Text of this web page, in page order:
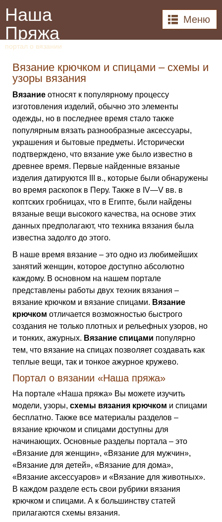
Наша
Пряжа
портал о вязании
Меню
Вязание крючком и спицами – схемы и
узоры вязания
Вязание относят к популярному процессу
изготовления изделий, обычно это элементы
одежды, но в последнее время стало также
популярным вязать разнообразные аксессуары,
украшения и бытовые предметы. Исторически
подтверждено, что вязание уже было известно в
древнее время. Первые найденные вязаные
изделия датируются III в., которые были обнаружены
во время раскопок в Перу. Также в IV—V вв. в
коптских гробницах, что в Египте, были найдены
вязаные вещи высокого качества, на основе этих
данных предполагают, что техника вязания была
известна задолго до этого.
В наше время вязание – это одно из любимейших
занятий женщин, которое доступно абсолютно
каждому. В основном на нашем портале
представлены работы двух техник вязания –
вязание крючком и вязание спицами. Вязание
крючком отличается возможностью быстрого
создания не только плотных и рельефных узоров, но
и тонких, ажурных. Вязание спицами популярно
тем, что вязание на спицах позволяет создавать как
теплые вещи, так и тонкое ажурное кружево.
Портал о вязании «Наша пряжа»
На портале «Наша пряжа» Вы можете изучить
модели, узоры, схемы вязания крючком и спицами
бесплатно. Также все материалы разделов –
вязание крючком и спицами доступны для
начинающих. Основные разделы портала – это
«Вязание для женщин», «Вязание для мужчин»,
«Вязание для детей», «Вязание для дома»,
«Вязание аксессуаров» и «Вязание для животных».
В каждом разделе есть свои рубрики вязания
крючком и спицами. А к большинству статей
прилагаются схемы вязания.